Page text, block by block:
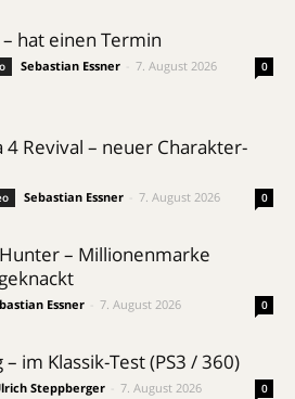
– hat einen Termin
Sebastian Essner 7. August 2026 0
4 Revival – neuer Charakter-
Sebastian Essner 7. August 2026 0
– Millionenmarke
Essner 7. August 2026 0
– im Klassik-Test (PS3 / 360)
Steppberger 7. August 2026 0